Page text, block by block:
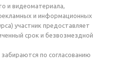
и видеоматериала,
и информационных
участник предоставляет
срок и безвозмездной
по согласованию